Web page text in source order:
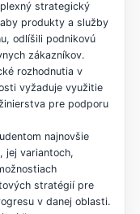
strategický
produkty a služby
odlíšili podnikovú
zákazníkov.
rozhodnutia v
vyžaduje využitie
pre podporu
najnovšie
jej variantoch,
stratégií pre
v danej oblasti.